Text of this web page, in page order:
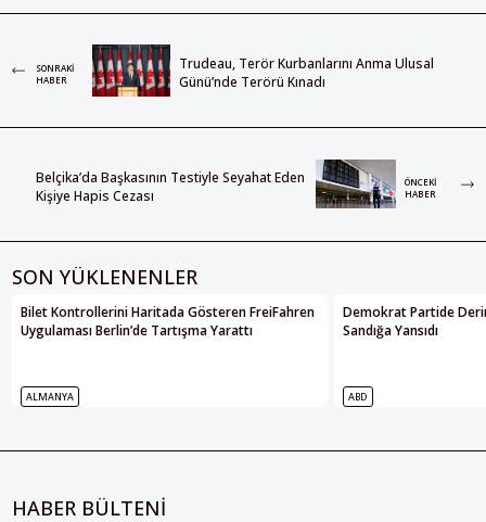
SONRAKI
HABER
Trudeau, Terör Kurbanlarını Anma Ulusal
Günü’nde Terörü Kınadı
Belçika’da Başkasının Testiyle Seyahat Eden
Kişiye Hapis Cezası
ÖNCEKI
HABER
SON YÜKLENENLER
Bilet Kontrollerini Haritada Gösteren FreiFahren
Uygulaması Berlin’de Tartışma Yarattı
ALMANYA
Demokrat Partide
Sandığa Yansıdı
ABD
HABER BÜLTENİ